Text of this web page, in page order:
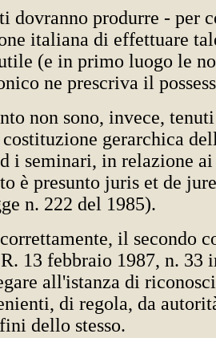
dovranno produrre - per
italiana di effettuare
(e in primo luogo le
ne prescriva il
non sono, invece,
gerarchica
i seminari, in relazione
è presunto juris et de
n. 222 del 1985).
il secondo
13 febbraio 1987, n. 33
all'istanza di
di regola, da
dello stesso.